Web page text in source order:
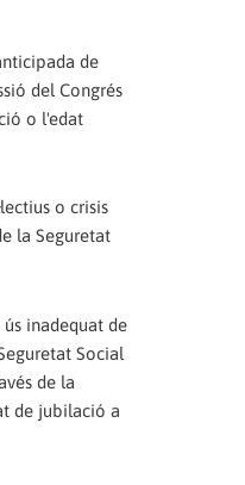
de
del Congrés
o l'edat
o crisis
la Seguretat
inadequat de
Social
de la
de jubilació a